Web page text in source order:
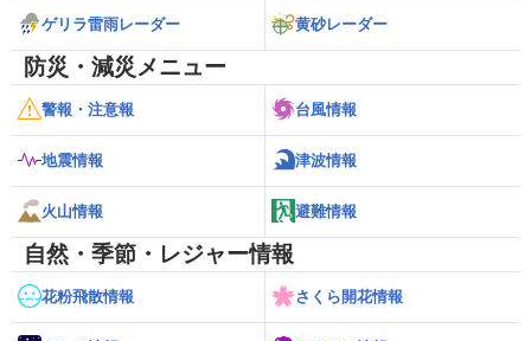
ゲリラ雷雨レーダー 黄砂レーダー
防災・減災メニュー
警報・注意報 台風情報
地震情報 津波情報
火山情報 避難情報
自然・季節・レジャー情報
花粉飛散情報 さくら開花情報